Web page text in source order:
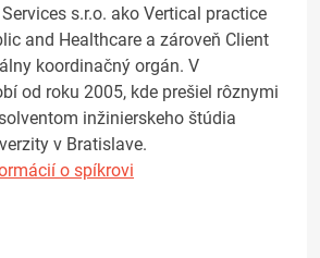
s.r.o. ako Vertical practice
and Healthcare a zároveň Client
koordinačný orgán. V
od roku 2005, kde prešiel rôznymi
inžinierskeho štúdia
v Bratislave.
o spíkrovi